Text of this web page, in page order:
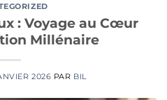
: Voyage au Cœur
Millénaire
2026 PAR BIL